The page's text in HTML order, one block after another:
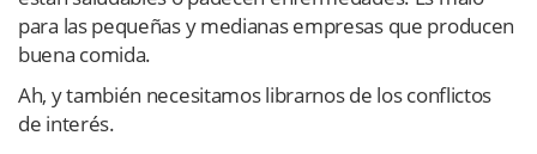
para las pequeñas y medianas empresas que producen
buena comida.
Ah, y también necesitamos librarnos de los conflictos
de interés.